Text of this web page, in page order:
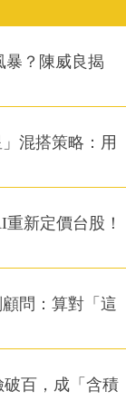
暴？陳威良揭
混搭策略：用
新定價台股！
問：算對「這
破百，成「含積